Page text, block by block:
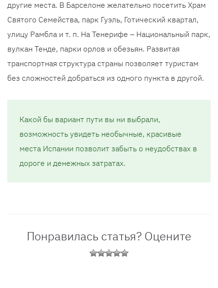
другие места. В Барселоне желательно посетить Храм
Святого Семейства, парк Гуэль, Готический квартал,
улицу Рамбла и т. п. На Тенерифе – Национальный парк,
вулкан Тенде, парки орлов и обезьян. Развитая
транспортная структура страны позволяет туристам
без сложностей добраться из одного пункта в другой.
Какой бы вариант пути вы ни выбрали,
возможность увидеть необычные, красивые
места Испании позволит забыть о неудобствах в
дороге и денежных затратах.
Понравилась статья? Оцените